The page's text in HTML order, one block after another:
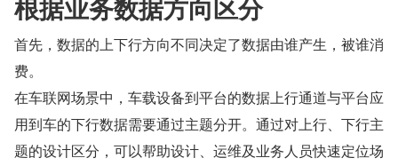
根据业务数据方向区分
首先，数据的上下行方向不同决定了数据由谁产生，被谁消
费。
在车联网场景中，车载设备到平台的数据上行通道与平台应
用到车的下行数据需要通过主题分开。通过对上行、下行主
题的设计区分，可以帮助设计、运维及业务人员快速定位场